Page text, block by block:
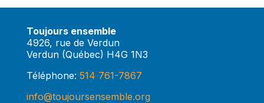
Toujours ensemble
4926, rue de Verdun
Verdun (Québec) H4G 1N3
Téléphone: 514 761-7867
info@toujoursensemble.org